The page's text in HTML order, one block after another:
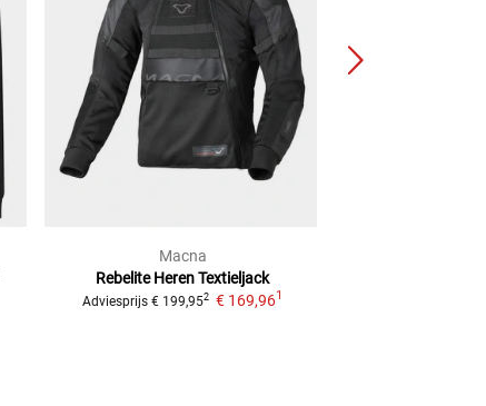
Macna
Rebelite HerenTextieljack
Adviesprijs € 199,952 € 169,961